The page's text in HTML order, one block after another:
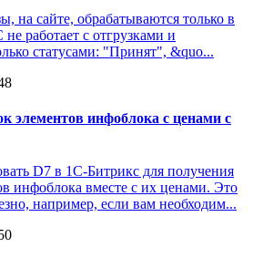
на сайте, обрабатываются только в
работает с отгрузками и
статусами: "Принят", &quo...
элементов инфоблока с ценами с
D7 в 1С-Битрикс для получения
инфоблока вместе с их ценами. Это
например, если вам необходим...